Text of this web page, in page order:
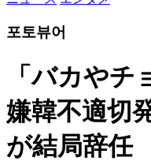
포토뷰어
「バカやチ
嫌韓不適切
が結局辞任